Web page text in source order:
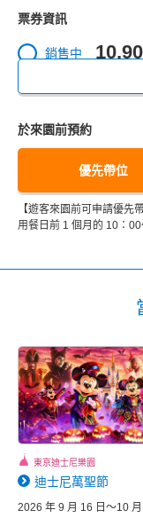
票券資訊
銷售中
於來園前預約
優先帶位
【遊客來園前可申請優先
用餐日前 1 個月的 10：
東京迪士尼樂園
迪士尼萬聖節
2026 年 9 月 16 日～10 月